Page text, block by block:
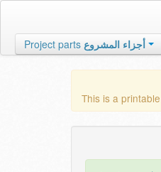
Project parts أجزاء المشروع
This is a